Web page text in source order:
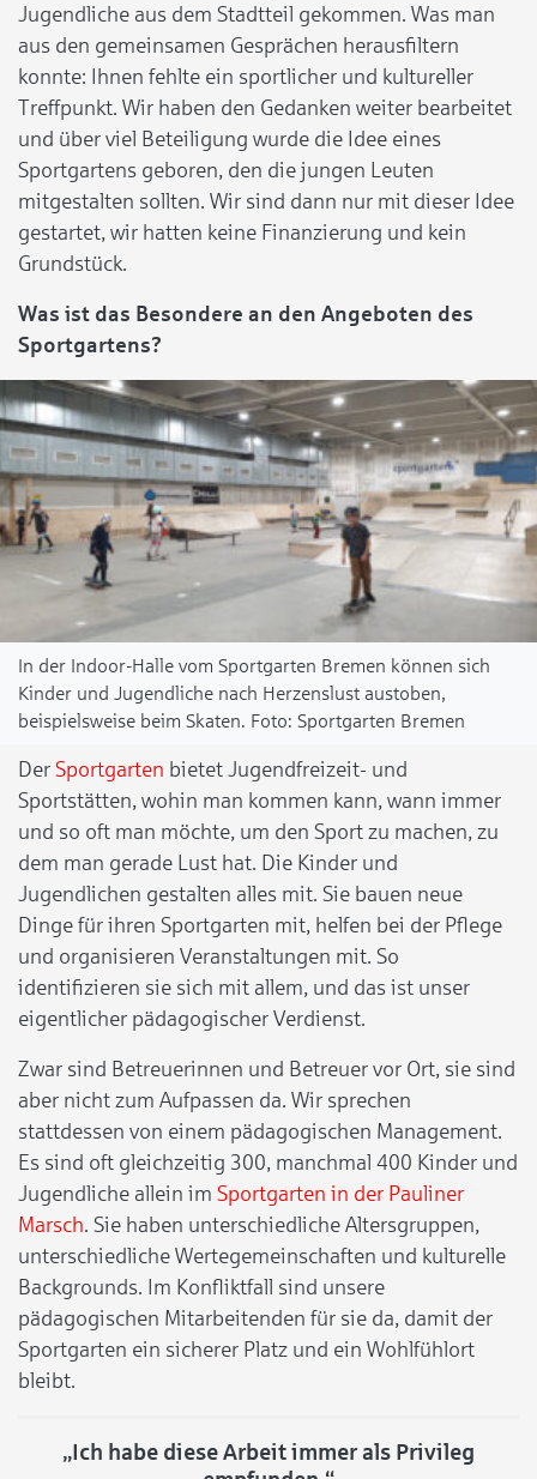
Jugendliche aus dem Stadtteil gekommen. Was man
aus den gemeinsamen Gesprächen herausfiltern
konnte: Ihnen fehlte ein sportlicher und kultureller
Treffpunkt. Wir haben den Gedanken weiter bearbeitet
und über viel Beteiligung wurde die Idee eines
Sportgartens geboren, den die jungen Leuten
mitgestalten sollten. Wir sind dann nur mit dieser Idee
gestartet, wir hatten keine Finanzierung und kein
Grundstück.
Was ist das Besondere an den Angeboten des
Sportgartens?
In der Indoor-Halle vom Sportgarten Bremen können sich
Kinder und Jugendliche nach Herzenslust austoben,
beispielsweise beim Skaten.
Sportgarten Bremen
Der Sportgarten bietet Jugendfreizeit- und
Sportstätten, wohin man kommen kann, wann immer
und so oft man möchte, um den Sport zu machen, zu
dem man gerade Lust hat. Die Kinder und
Jugendlichen gestalten alles mit. Sie bauen neue
Dinge für ihren Sportgarten mit, helfen bei der Pflege
und organisieren Veranstaltungen mit. So
identifizieren sie sich mit allem, und das ist unser
eigentlicher pädagogischer Verdienst.
Zwar sind Betreuerinnen und Betreuer vor Ort, sie sind
aber nicht zum Aufpassen da. Wir sprechen
stattdessen von einem pädagogischen Management.
Es sind oft gleichzeitig 300, manchmal 400 Kinder und
Jugendliche allein im Sportgarten in der Pauliner
Marsch. Sie haben unterschiedliche Altersgruppen,
unterschiedliche Wertegemeinschaften und kulturelle
Backgrounds. Im Konfliktfall sind unsere
pädagogischen Mitarbeitenden für sie da, damit der
Sportgarten ein sicherer Platz und ein Wohlfühlort
bleibt.
„Ich habe diese Arbeit immer als Privileg